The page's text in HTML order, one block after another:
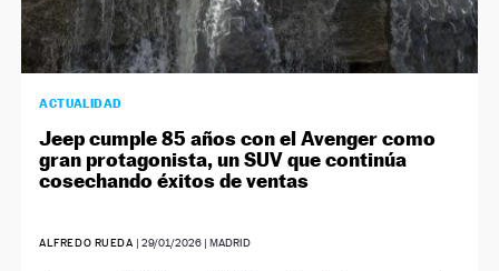
ACTUALIDAD
Jeep cumple 85 años con el Avenger como
gran protagonista, un SUV que continúa
cosechando éxitos de ventas
ALFREDO RUEDA | 29/01/2026| MADRID